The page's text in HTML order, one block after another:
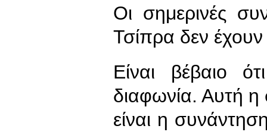
Οι σημερινές
Τσίπρα δεν
Είναι βέβαιο
διαφωνία. Αυτή η
είναι η